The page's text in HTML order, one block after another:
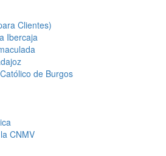
Clientes)
Ibercaja
de Burgos
CNMV